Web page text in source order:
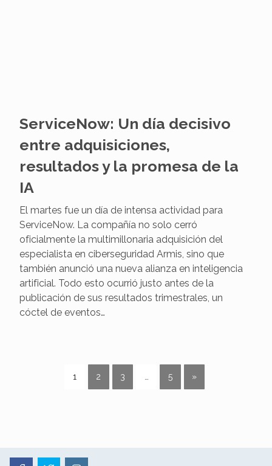
ServiceNow: Un día decisivo
entre adquisiciones,
resultados y la promesa de la
IA
El martes fue un día de intensa actividad para
ServiceNow. La compañía no solo cerró
oficialmente la multimillonaria adquisición del
especialista en ciberseguridad Armis, sino que
cóctel de eventos…